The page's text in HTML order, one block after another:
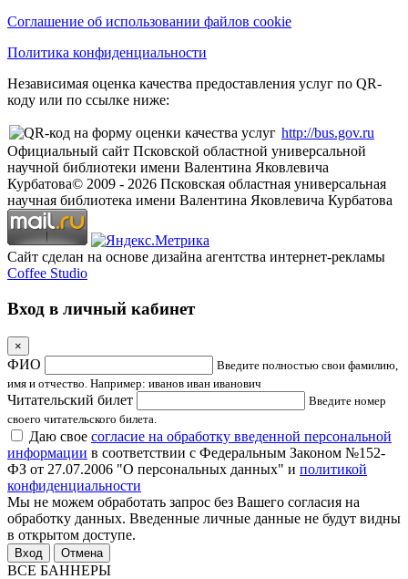
Соглашение об использовании файлов cookie
Политика конфиденциальности
Независимая оценка качества предоставления услуг по QR-
коду или по ссылке ниже:
http://bus.gov.ru
Официальный сайт Псковской областной универсальной
научной библиотеки имени Валентина Яковлевича
Курбатова© 2009 - 2026 Псковская областная универсальная
научная библиотека имени Валентина Яковлевича Курбатова
Сайт сделан на основе дизайна агентства интернет-рекламы
Coffee Studio
Вход в личный кабинет
×
ФИО
Введите полностью свои фамилию,
имя и отчество. Например: иванов иван иванович
Читательский билет
Введите номер
своего читательского билета.
Даю свое согласие на обработку введенной персональной
информации в соответствии с Федеральным Законом №152-
ФЗ от 27.07.2006 "О персональных данных" и политикой
конфиденциальности
Мы не можем обработать запрос без Вашего согласия на
обработку данных. Введенные личные данные не будут видны
в открытом доступе.
Отмена
ВСЕ БАННЕРЫ